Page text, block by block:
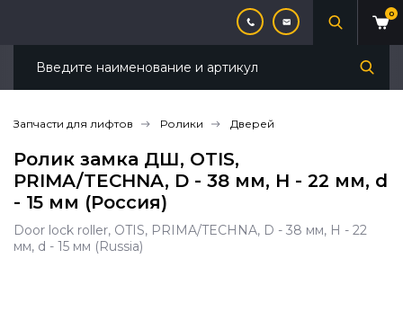
0
Запчасти для лифтов Ролики Дверей
Ролик замка ДШ, OTIS,
PRIMA/TECHNA, D - 38 мм, H - 22 мм, d
- 15 мм (Россия)
Door lock roller, OTIS, PRIMA/TECHNA, D - 38 мм, H - 22
мм, d - 15 мм (Russia)